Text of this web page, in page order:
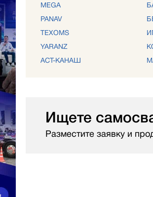
MEGA
PANAV
TEXOMS
YARANZ
АСТ-КАНАШ
Ищете
Разместите заявку и